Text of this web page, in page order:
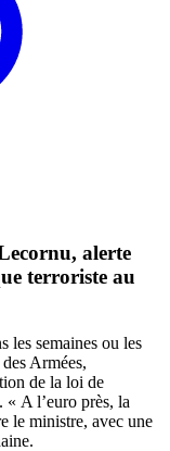
alerte
terroriste au
les semaines ou les
Armées,
de la loi de
A l’euro près, la
le ministre, avec une